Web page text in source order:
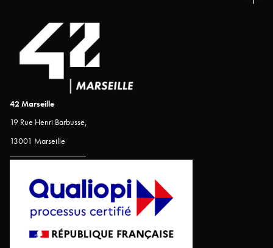
42 Marseille
19 Rue Henri Barbusse,
13001 Marseille